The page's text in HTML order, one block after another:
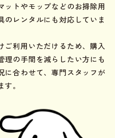
ットやモップなどのお掃除用
のレンタルにも対応していま
ご利用いただけるため、購入
理の手間を減らしたい方にも
に合わせて、専門スタッフが
。